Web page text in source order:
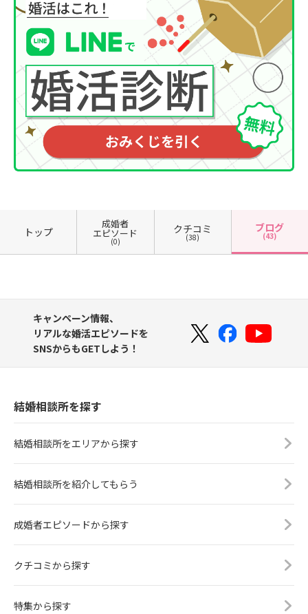
トップ
成婚者
エピソード
(0)
クチコミ
(38)
ブログ
(43)
キャンペーン情報、
リアルな婚活エピソードを
SNSからもGETしよう！
結婚相談所を探す
結婚相談所をエリアから探す
結婚相談所を紹介してもらう
成婚者エピソードから探す
クチコミから探す
特集から探す